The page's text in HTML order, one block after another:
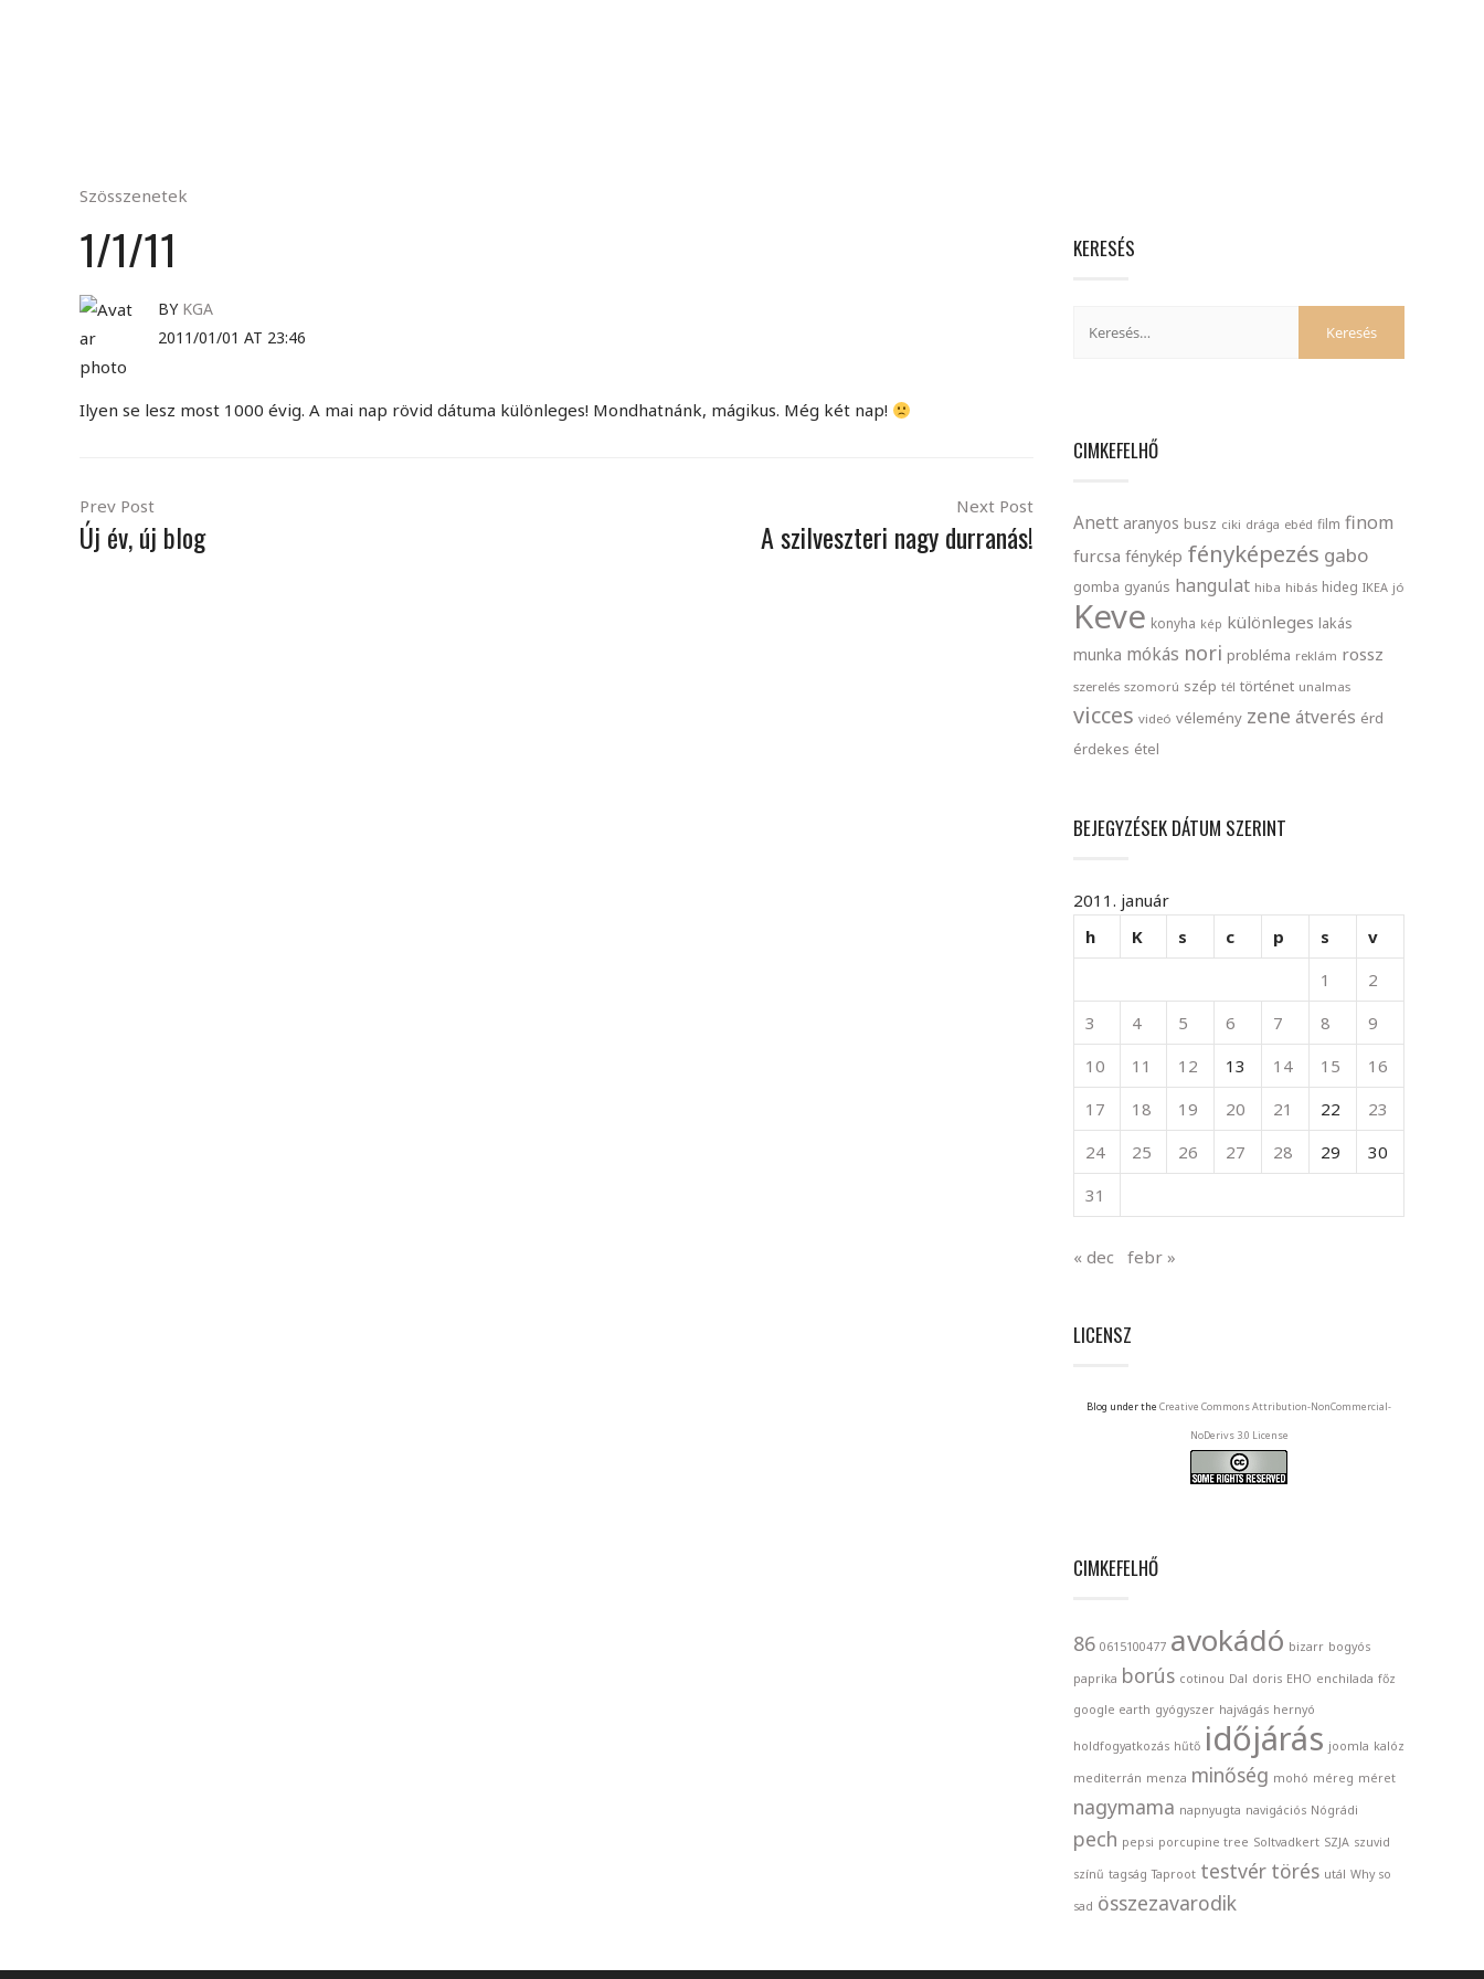
Szösszenetek
1/1/11
BY KGA
2011/01/01 AT 23:46
Ilyen se lesz most 1000 évig. A mai nap rövid dátuma különleges! Mondhatnánk, mágikus. Még két nap!
Prev Post
Új év, új blog
Next Post
A szilveszteri nagy durranás!
KERESÉS
CIMKEFELHŐ
Anett aranyos busz ciki drága ebéd film finom
furcsa fénykép fényképezés gabo
gomba gyanús hangulat hiba hibás hideg IKEA jó
Keve konyha kép különleges lakás
munka mókás nori probléma reklám rossz
szerelés szomorú szép tél történet unalmas
vicces videó vélemény zene átverés érd
érdekes étel
BEJEGYZÉSEK DÁTUM SZERINT
2011. január
h
K s c p s
v
1
2
3
4 5 6 7 8
9
10
11 12 13 14 15
16
17
18 19 20 21 22
23
24
25 26 27 28 29
30
31
« dec febr »
LICENSZ
Blog under the Creative Commons Attribution-NonCommercial-
NoDerivs 3.0 License
CIMKEFELHŐ
86 0615100477 avokádó bizarr bogyós
paprika borús cotinou Dal doris EHO enchilada főz
google earth gyógyszer hajvágás hernyó
holdfogyatkozás hűtő időjárás joomla kalóz
mediterrán menza minőség mohó méreg méret
nagymama napnyugta navigációs Nógrádi
pech pepsi porcupine tree Soltvadkert SZJA szuvid
színű tagság Taproot testvér törés utál Why so
sad összezavarodik